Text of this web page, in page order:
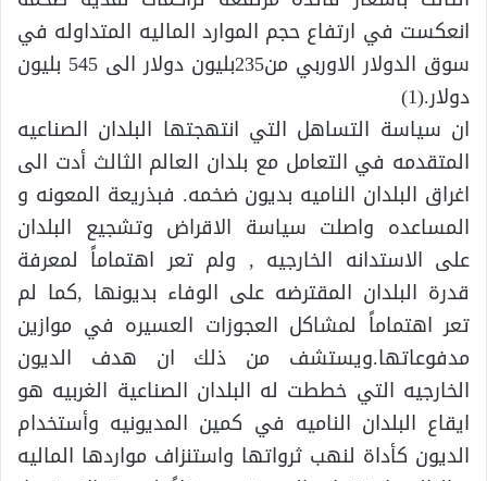
انعكست في ارتفاع حجم الموارد الماليه المتداوله في
سوق الدولار الاوربي من235بليون دولار الى 545 بليون
دولار.(1)
ان سياسة التساهل التي انتهجتها البلدان الصناعيه
المتقدمه في التعامل مع بلدان العالم الثالث أدت الى
اغراق البلدان الناميه بديون ضخمه. فبذريعة المعونه و
المساعده واصلت سياسة الاقراض وتشجيع البلدان
على الاستدانه الخارجيه , ولم تعر اهتماماً لمعرفة
قدرة البلدان المقترضه على الوفاء بديونها ,كما لم
تعر اهتماماً لمشاكل العجوزات العسيره في موازين
مدفوعاتها.ويستشف من ذلك ان هدف الديون
الخارجيه التي خططت له البلدان الصناعية الغربيه هو
ايقاع البلدان الناميه في كمين المديونيه وأستخدام
الديون كأداة لنهب ثرواتها واستنزاف مواردها الماليه